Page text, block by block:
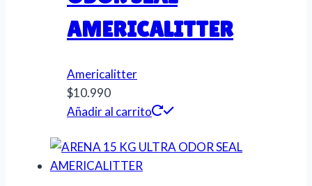
AMERICALITTER
Americalitter
$10.990
Añadir al carrito